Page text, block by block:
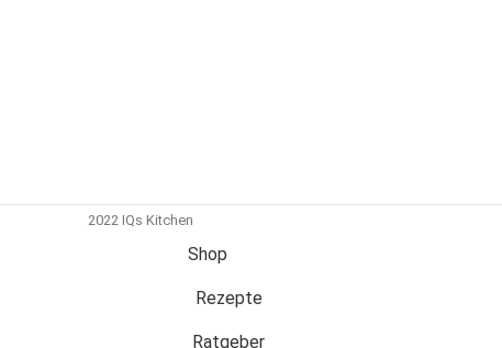
2022 IQs Kitchen
Shop
Rezepte
Ratgeber